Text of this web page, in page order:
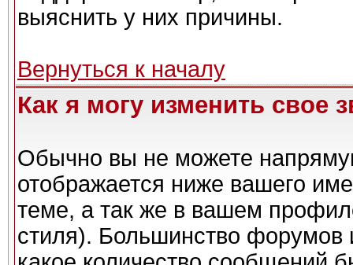
выяснить у них причины.
Вернуться к началу
Как я могу изменить свое
Обычно вы не можете
отображается ниже вашего
теме, а так же в вашем
стиля). Большинство форумов